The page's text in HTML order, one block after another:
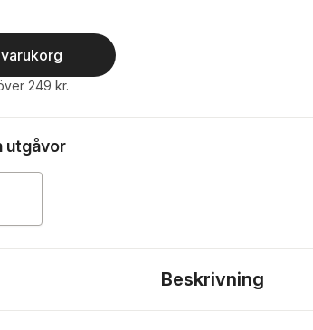
249 kr.
utgåvor
Beskrivning